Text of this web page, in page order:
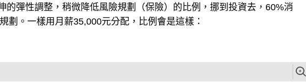
的彈性調整，稍微降低風險規劃（保險）的比例，挪到投資去，60%消
劃。一樣用月薪35,000元分配，比例會是這樣：